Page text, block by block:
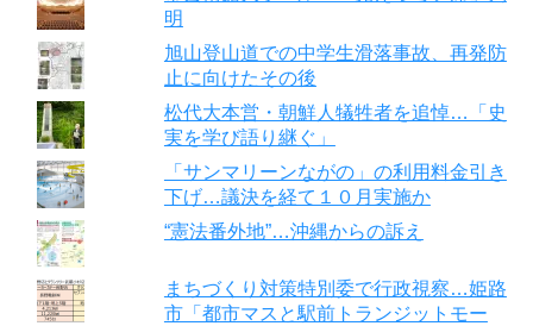
明
旭山登山道での中学生滑落事故、再発防
止に向けたその後
松代大本営・朝鮮人犠牲者を追悼…「史
実を学び語り継ぐ」
「サンマリーンながの」の利用料金引き
下げ…議決を経て１０月実施か
“憲法番外地”…沖縄からの訴え
まちづくり対策特別委で行政視察…姫路
市「都市マスと駅前トランジットモー